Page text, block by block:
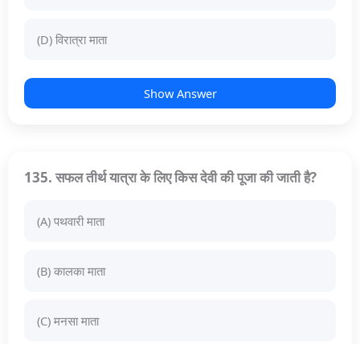
(D) विरात्रा माता
Show Answer
135. सफल तीर्थ यात्रा के लिए किस देवी की पूजा की जाती है?
(A) पथवारी माता
(B) कालका माता
(C) मनसा माता